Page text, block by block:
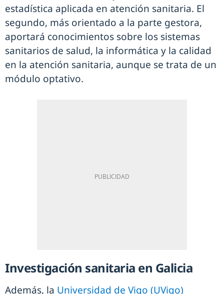
estadística aplicada en atención sanitaria. El
segundo, más orientado a la parte gestora,
aportará conocimientos sobre los sistemas
sanitarios de salud, la informática y la calidad
en la atención sanitaria, aunque se trata de un
módulo optativo.
Investigación sanitaria en Galicia
Además, la Universidad de Vigo (UVigo)